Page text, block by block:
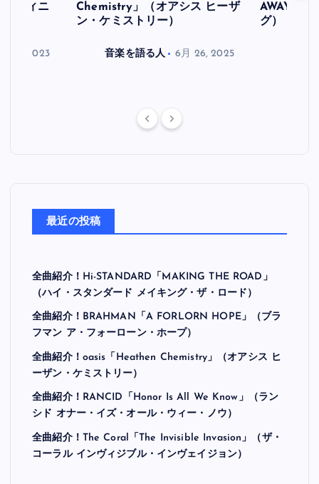
フィニ
30, 2023
Chemistry」（オアシス ヒーザ
ン・ケミストリー）
音楽を語る人 6月 26, 2025
AWAY」
グ）
最近の投稿
全曲紹介！Hi-STANDARD「MAKING THE ROAD」
（ハイ・スタンダード メイキング・ザ・ロード）
全曲紹介！BRAHMAN「A FORLORN HOPE」（ブラ
フマン ア・フォーローン・ホープ）
全曲紹介！oasis「Heathen Chemistry」（オアシス ヒ
ーザン・ケミストリー）
全曲紹介！RANCID「Honor Is All We Know」（ラン
シド オナー・イズ・オール・ウィー・ノウ）
全曲紹介！The Coral「The Invisible Invasion」（ザ・
コーラル インヴィジブル・インヴェイジョン）